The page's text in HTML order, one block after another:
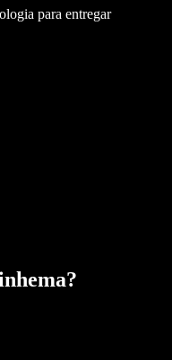
para entregar
?